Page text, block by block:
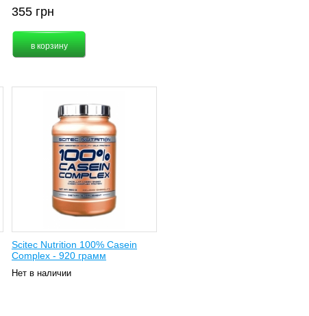
355 грн
Scitec Nutrition 100% Casein
Complex - 920 грамм
Нет в наличии